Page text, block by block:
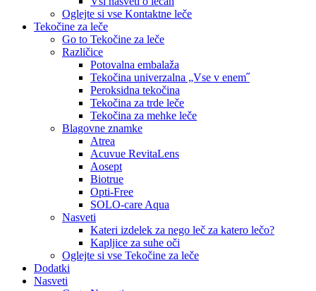
Oglejte si vse Kontaktne leče
Tekočine za leče
Go to Tekočine za leče
Različice
Potovalna embalaža
Tekočina univerzalna „Vse v enem˝
Peroksidna tekočina
Tekočina za trde leče
Tekočina za mehke leče
Blagovne znamke
Atrea
Acuvue RevitaLens
Aosept
Biotrue
Opti-Free
SOLO-care Aqua
Nasveti
Kateri izdelek za nego leč za katero lečo?
Kapljice za suhe oči
Oglejte si vse Tekočine za leče
Dodatki
Nasveti